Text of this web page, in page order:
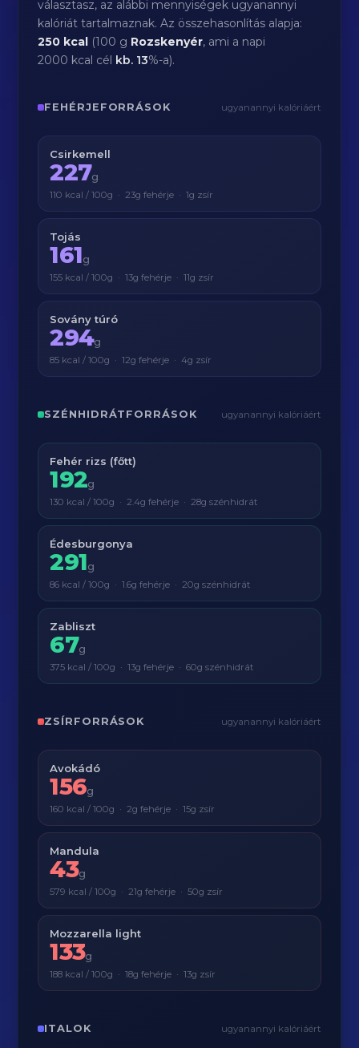
választasz, az alábbi mennyiségek ugyanannyi
kalóriát tartalmaznak. Az összehasonlítás alapja:
250 kcal (100 g Rozskenyér, ami a napi
2000 kcal cél kb. 13%-a).
FEHÉRJEFORRÁSOK ugyanannyi kalóriáért
Csirkemell
227g
110 kcal / 100g · 23g fehérje · 1g zsír
Tojás
161g
155 kcal / 100g · 13g fehérje · 11g zsír
Sovány túró
294g
85 kcal / 100g · 12g fehérje · 4g zsír
SZÉNHIDRÁTFORRÁSOK ugyanannyi kalóriáért
Fehér rizs (főtt)
192g
130 kcal / 100g · 2.4g fehérje · 28g szénhidrát
Édesburgonya
291g
86 kcal / 100g · 1.6g fehérje · 20g szénhidrát
Zabliszt
67g
375 kcal / 100g · 13g fehérje · 60g szénhidrát
ZSÍRFORRÁSOK ugyanannyi kalóriáért
Avokádó
156g
160 kcal / 100g · 2g fehérje · 15g zsír
Mandula
43g
579 kcal / 100g · 21g fehérje · 50g zsír
Mozzarella light
133g
188 kcal / 100g · 18g fehérje · 13g zsír
ITALOK ugyanannyi kalóriáért